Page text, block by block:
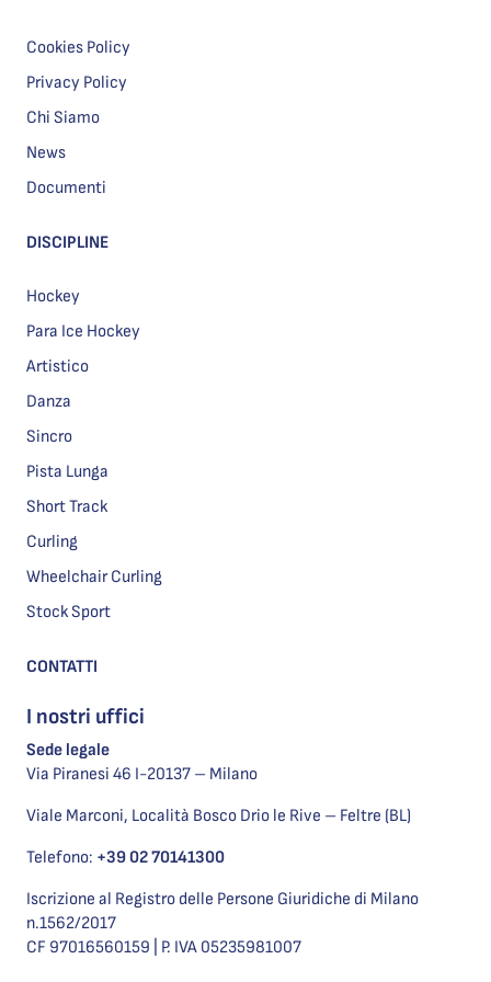
Cookies Policy
Privacy Policy
Chi Siamo
News
Documenti
DISCIPLINE
Hockey
Para Ice Hockey
Artistico
Danza
Sincro
Pista Lunga
Short Track
Curling
Wheelchair Curling
Stock Sport
CONTATTI
I nostri uffici
Sede legale
Via Piranesi 46 I-20137 – Milano
Viale Marconi, Località Bosco Drio le Rive – Feltre (BL)
Telefono: +39 02 70141300
Iscrizione al Registro delle Persone Giuridiche di Milano
n.1562/2017
CF 97016560159 | P. IVA 05235981007